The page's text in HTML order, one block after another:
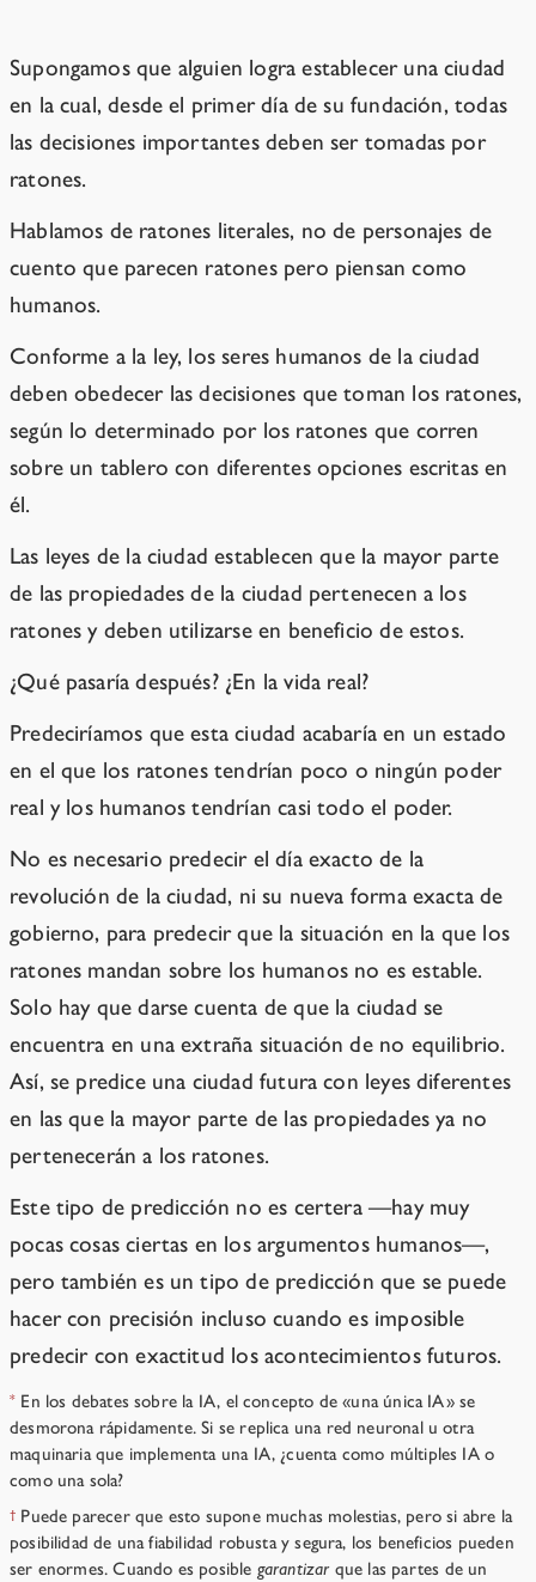
Supongamos que alguien logra establecer una ciudad
en la cual, desde el primer día de su fundación, todas
las decisiones importantes deben ser tomadas por
ratones.
Hablamos de ratones literales, no de personajes de
cuento que parecen ratones pero piensan como
humanos.
Conforme a la ley, los seres humanos de la ciudad
deben obedecer las decisiones que toman los ratones,
según lo determinado por los ratones que corren
sobre un tablero con diferentes opciones escritas en
él.
Las leyes de la ciudad establecen que la mayor parte
de las propiedades de la ciudad pertenecen a los
ratones y deben utilizarse en beneficio de estos.
¿Qué pasaría después? ¿En la vida real?
Predeciríamos que esta ciudad acabaría en un estado
en el que los ratones tendrían poco o ningún poder
real y los humanos tendrían casi todo el poder.
No es necesario predecir el día exacto de la
revolución de la ciudad, ni su nueva forma exacta de
gobierno, para predecir que la situación en la que los
ratones mandan sobre los humanos no es estable.
Solo hay que darse cuenta de que la ciudad se
encuentra en una extraña situación de no equilibrio.
Así, se predice una ciudad futura con leyes diferentes
en las que la mayor parte de las propiedades ya no
pertenecerán a los ratones.
Este tipo de predicción no es certera —hay muy
pocas cosas ciertas en los argumentos humanos—,
pero también es un tipo de predicción que se puede
hacer con precisión incluso cuando es imposible
predecir con exactitud los acontecimientos futuros.
* En los debates sobre la IA, el concepto de «una única IA» se
desmorona rápidamente. Si se replica una red neuronal u otra
maquinaria que implementa una IA, ¿cuenta como múltiples IA o
como una sola?
† Puede parecer que esto supone muchas molestias, pero si abre la
posibilidad de una fiabilidad robusta y segura, los beneficios pueden
ser enormes. Cuando es posible garantizarque las partes de un